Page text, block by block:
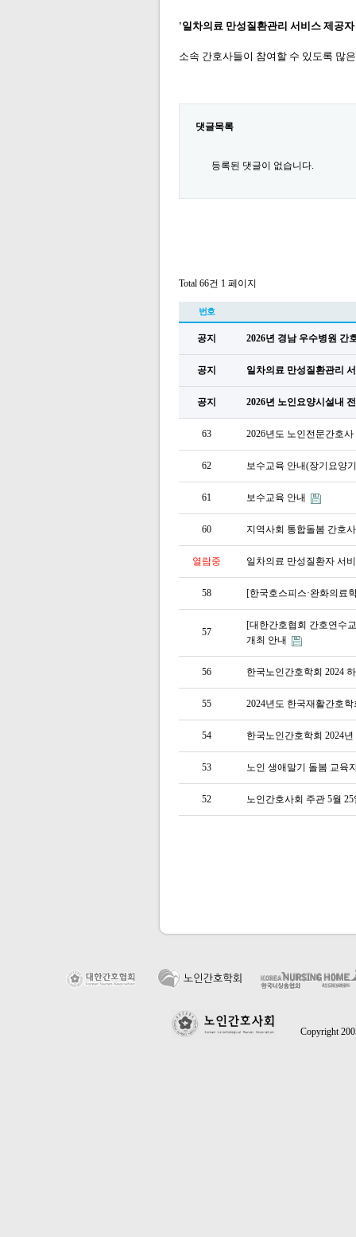
'일차의료 만성질환관리 서비스 제공
소속 간호사들이 참여할 수 있도록 많
댓글목록
등록된 댓글이 없습니다.
Total 66건 1 페이지
번호
공지 2026년 경남 우수병원 간
공지 일차의료 만성질환관리
공지 2026년 노인요양시설내
63 2026년도 노인전문간호
62 보수교육 안내(장기요양
61 보수교육 안내
60 지역사회 통합돌봄 간호
열람중 일차의료 만성질환자 서
58 [한국호스피스·완화의료
57
[대한간호협회 간호연수
개최 안내
56 한국노인간호학회 2024
55 2024년도 한국재활간호
54 한국노인간호학회 2024
53 노인 생애말기 돌봄 교육
52 노인간호사회 주관 5월
Copyright